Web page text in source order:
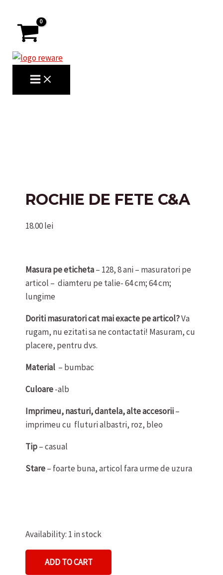
content
MAIN
MENU
ROCHIE DE FETE C&A
18.00lei
Masura pe eticheta– 128, 8 ani – masuratori pe
articol – diamteru pe talie- 64 cm; 64 cm;
lungime
Doriti masuratori cat mai exacte pe articol?Va
rugam, nu ezitati sa ne contactati! Masuram, cu
placere, pentru dvs.
Material – bumbac
Culoare-alb
Imprimeu, nasturi, dantela, alte accesorii–
imprimeu cu fluturi albastri, roz, bleo
Tip– casual
Stare– foarte buna, articol fara urme de uzura
Availability: 1 in stock
ADD TO CART